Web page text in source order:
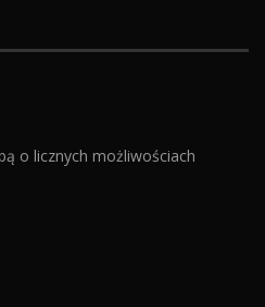
o licznych możliwościach